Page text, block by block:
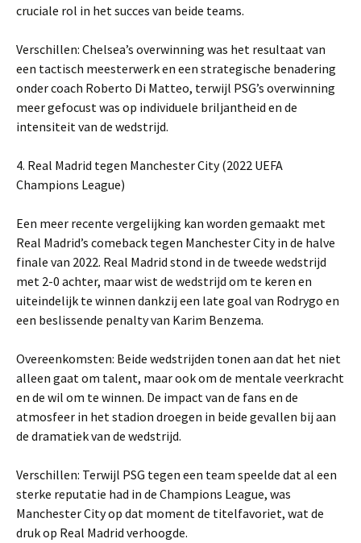
cruciale rol in het succes van beide teams.
Verschillen: Chelsea’s overwinning was het resultaat van
een tactisch meesterwerk en een strategische benadering
onder coach Roberto Di Matteo, terwijl PSG’s overwinning
meer gefocust was op individuele briljantheid en de
intensiteit van de wedstrijd.
4. Real Madrid tegen Manchester City (2022 UEFA
Champions League)
Een meer recente vergelijking kan worden gemaakt met
Real Madrid’s comeback tegen Manchester City in de halve
finale van 2022. Real Madrid stond in de tweede wedstrijd
met 2-0 achter, maar wist de wedstrijd om te keren en
uiteindelijk te winnen dankzij een late goal van Rodrygo en
een beslissende penalty van Karim Benzema.
Overeenkomsten: Beide wedstrijden tonen aan dat het niet
alleen gaat om talent, maar ook om de mentale veerkracht
en de wil om te winnen. De impact van de fans en de
atmosfeer in het stadion droegen in beide gevallen bij aan
de dramatiek van de wedstrijd.
Verschillen: Terwijl PSG tegen een team speelde dat al een
sterke reputatie had in de Champions League, was
Manchester City op dat moment de titelfavoriet, wat de
druk op Real Madrid verhoogde.